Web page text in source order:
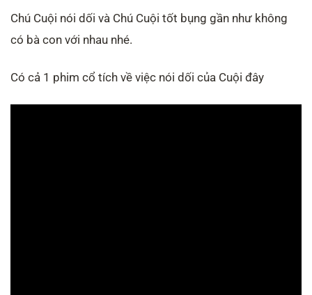
Chú Cuội nói dối và Chú Cuội tốt bụng gần như không
có bà con với nhau nhé.
Có cả 1 phim cổ tích về việc nói dối của Cuội đây